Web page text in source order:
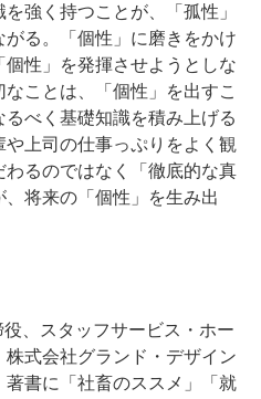
強く持つことが、「孤性」
る。「個性」に磨きをかけ
性」を発揮させようとしな
ことは、「個性」を出すこ
べく基礎知識を積み上げる
上司の仕事っぷりをよく観
るのではなく「徹底的な真
将来の「個性」を生み出
、スタッフサービス・ホー
式会社グランド・デザイン
書に「社畜のススメ」「就